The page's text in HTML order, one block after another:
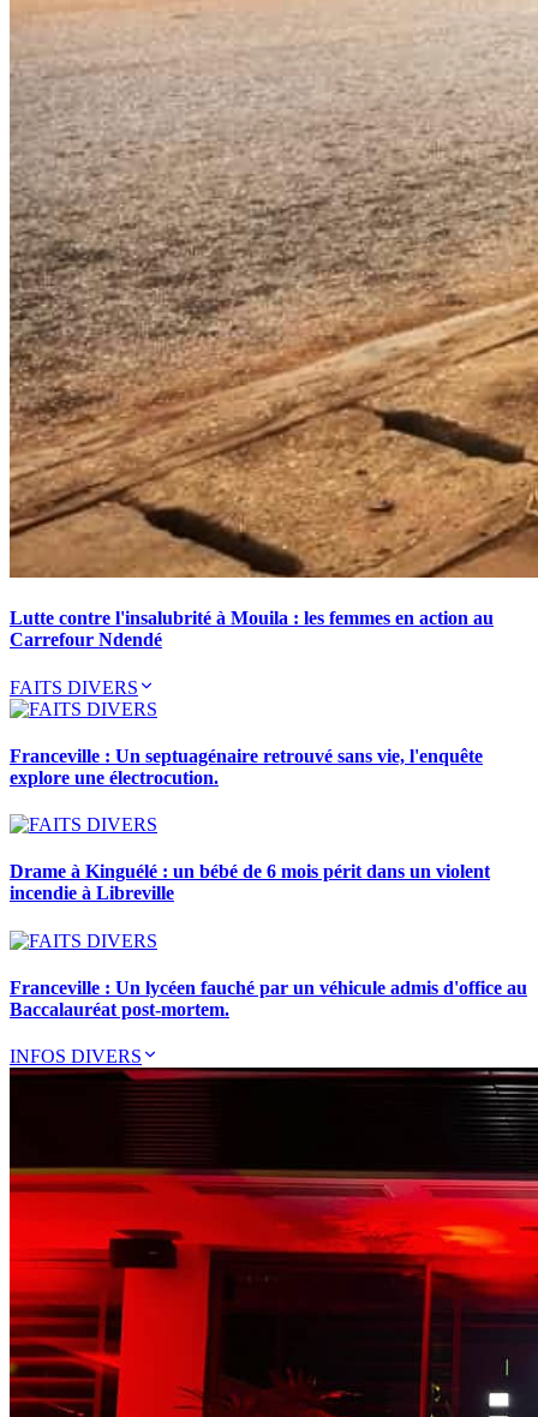
Lutte contre l'insalubrité à Mouila : les femmes en action au
Carrefour Ndendé
FAITS DIVERS
Franceville : Un septuagénaire retrouvé sans vie, l'enquête
explore une électrocution.
Drame à Kinguélé : un bébé de 6 mois périt dans un violent
incendie à Libreville
Franceville : Un lycéen fauché par un véhicule admis d'office au
Baccalauréat post-mortem.
INFOS DIVERS